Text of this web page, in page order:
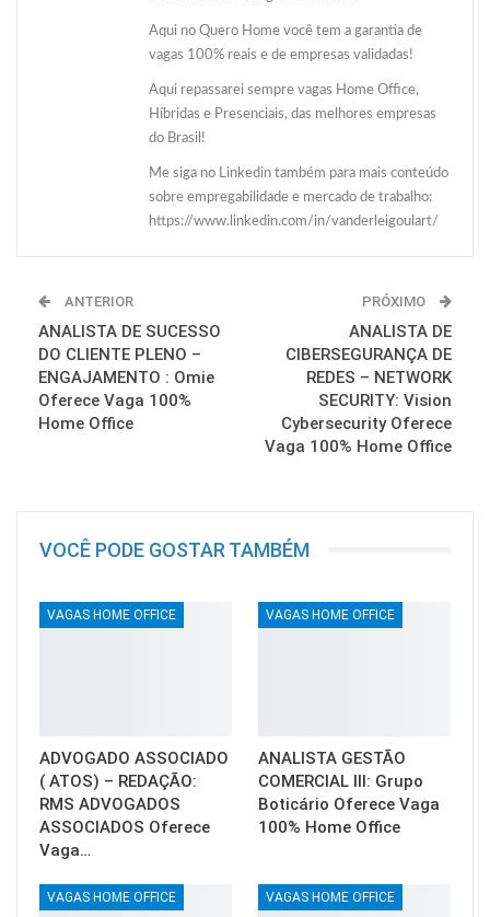
Aqui no Quero Home você tem a garantia de
vagas 100% reais e de empresas validadas!
Aqui repassarei sempre vagas Home Office,
Híbridas e Presenciais, das melhores empresas
do Brasil!
Me siga no Linkedin também para mais conteúdo
sobre empregabilidade e mercado de trabalho:
https://www.linkedin.com/in/vanderleigoulart/
ANTERIOR
ANALISTA DE SUCESSO
DO CLIENTE PLENO –
ENGAJAMENTO : Omie
Oferece Vaga 100%
Home Office
PRÓXIMO
ANALISTA DE
CIBERSEGURANÇA DE
REDES – NETWORK
SECURITY: Vision
Cybersecurity Oferece
Vaga 100% Home Office
VOCÊ PODE GOSTAR TAMBÉM
VAGAS HOME OFFICE
ADVOGADO ASSOCIADO
( ATOS) – REDAÇÃO:
RMS ADVOGADOS
ASSOCIADOS Oferece
Vaga…
VAGAS HOME OFFICE
ANALISTA GESTÃO
COMERCIAL III: Grupo
Boticário Oferece Vaga
100% Home Office
VAGAS HOME OFFICE VAGAS HOME OFFICE